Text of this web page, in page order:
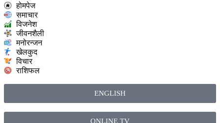
होमपेज
समाचार
विजनेश
जीवनशैली
मनोरन्जन
खेलकुद
विचार
राशिफल
ENGLISH
ONLINE TV